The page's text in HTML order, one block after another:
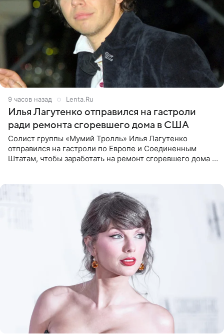
9 часов назад Lenta.Ru
Илья Лагутенко отправился на гастроли
ради ремонта сгоревшего дома в США
Солист группы «Мумий Тролль» Илья Лагутенко
отправился на гастроли по Европе и Соединенным
Штатам, чтобы заработать на ремонт сгоревшего дома в